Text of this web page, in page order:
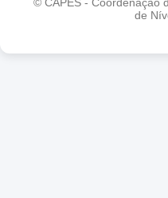
© CAPES - Coordenação
de